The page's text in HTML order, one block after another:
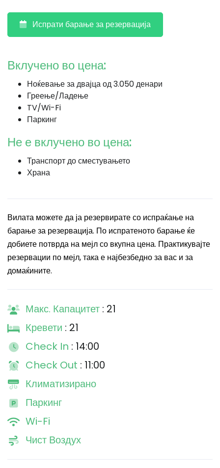
Испрати барање за резервација
Вклучено во цена:
Ноќевање за двајца од 3.050 денари
Греење/Ладење
TV/Wi-Fi
Паркинг
Не е вклучено во цена:
Транспорт до сместувањето
Храна
Вилата можете да ја резервирате со испраќање на
барање за резервација. По испратеното барање ќе
добиете потврда на мејл со вкупна цена. Практикувајте
резервации по мејл, така е најбезбедно за вас и за
домаќините.
Макс. Капацитет : 21
Кревети : 21
Check In : 14:00
Check Out : 11:00
Климатизирано
Паркинг
Wi-Fi
Чист Воздух